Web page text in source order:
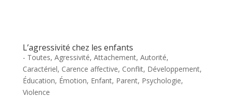
L’agressivité chez les enfants
- Toutes, Agressivité, Attachement, Autorité,
Caractériel, Carence affective, Conflit, Développement,
Éducation, Émotion, Enfant, Parent, Psychologie,
Violence